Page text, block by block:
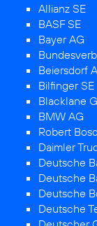
Allianz SE
BASF SE
Bayer AG
Beiersdorf
Bilfinger SE
Blacklane
BMW AG
Robert
Daimler
Deutsche
Deutsche
Deutsche
Deutsche